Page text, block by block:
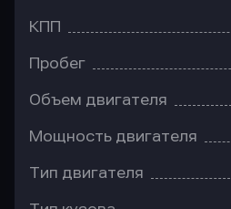
КПП
Пробег
Объем двигателя
Мощность двигателя
Тип двигателя